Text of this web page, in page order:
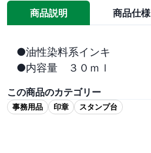
商品説明 商品仕様
●油性染料系インキ
●内容量　３０ｍｌ
この商品のカテゴリー
事務用品 印章 スタンプ台